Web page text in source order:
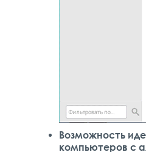
Возможность
компьютеров с